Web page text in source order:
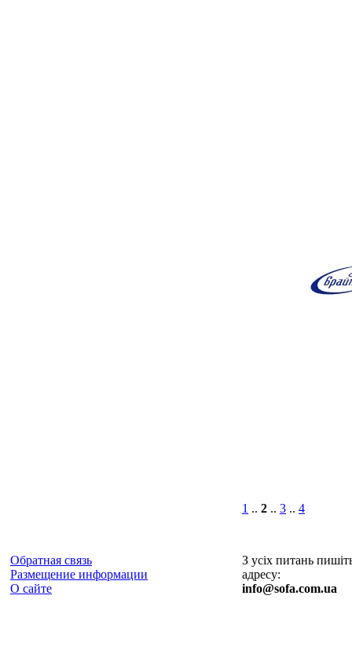
1 .. 2 .. 3 .. 4
Обратная связь
Размещение информации
О сайте
З усіх питань
адресу:
info@sofa.com.ua